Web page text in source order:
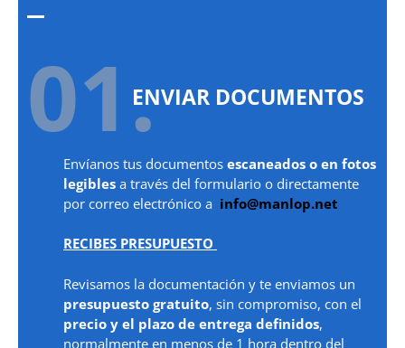
01.ENVIAR DOCUMENTOS
Envíanos tus documentos escaneados o en fotos
legibles a través del formulario o directamente
por correo electrónico a info@manlop.net
RECIBES PRESUPUESTO
Revisamos la documentación y te enviamos un
presupuesto gratuito, sin compromiso, con el
precio y el plazo de entrega definidos,
normalmente en menos de 1 hora dentro del